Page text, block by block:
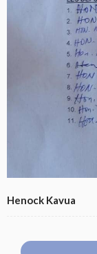
Henock Kavua